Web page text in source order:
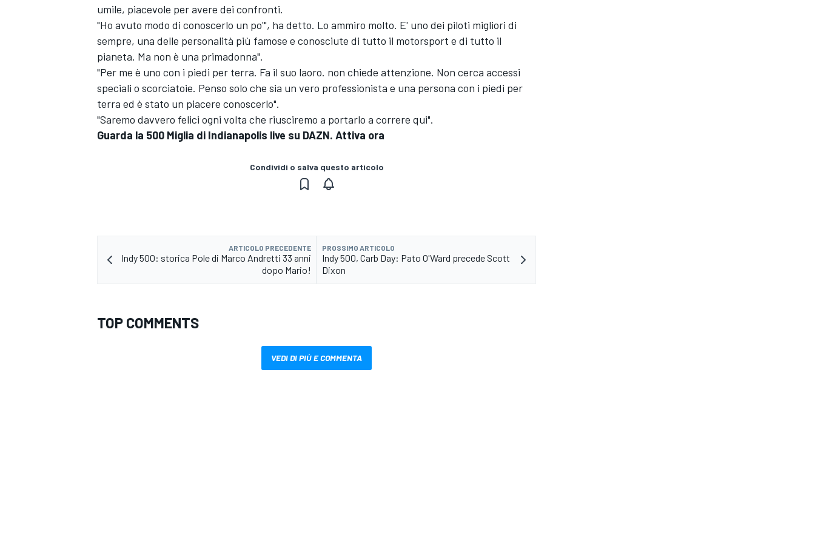
umile, piacevole per avere dei confronti.
"Ho avuto modo di conoscerlo un po'", ha detto. Lo ammiro molto. E' uno dei piloti migliori di
sempre, una delle personalità più famose e conosciute di tutto il motorsport e di tutto il
pianeta. Ma non è una primadonna".
"Per me è uno con i piedi per terra. Fa il suo laoro. non chiede attenzione. Non cerca accessi
speciali o scorciatoie. Penso solo che sia un vero professionista e una persona con i piedi per
terra ed è stato un piacere conoscerlo".
"Saremo davvero felici ogni volta che riusciremo a portarlo a correre qui".
Guarda la 500 Miglia di Indianapolis live su DAZN. Attiva ora
Condividi o salva questo articolo
ARTICOLO PRECEDENTE
Indy 500: storica Pole di Marco Andretti 33 anni
dopo Mario!
PROSSIMO ARTICOLO
Indy 500, Carb Day: Pato O'Ward precede Scott
Dixon
TOP COMMENTS
VEDI DI PIÙ E COMMENTA